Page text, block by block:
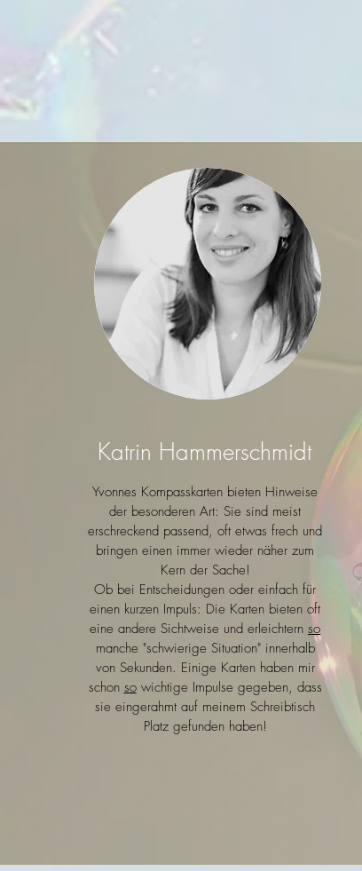
Katrin Hammerschmidt
Yvonnes Kompasskarten bieten Hinweise
der besonderen Art: Sie sind meist
erschreckend passend, oft etwas frech und
bringen einen immer wieder näher zum
Kern der Sache!
Ob bei Entscheidungen oder einfach für
einen kurzen Impuls: Die Karten bieten oft
eine andere Sichtweise und erleichternso
manche "schwierige Situation" innerhalb
von Sekunden. Einige Karten haben mir
schon sowichtige Impulse gegeben, dass
sie eingerahmt auf meinem Schreibtisch
Platz gefunden haben!